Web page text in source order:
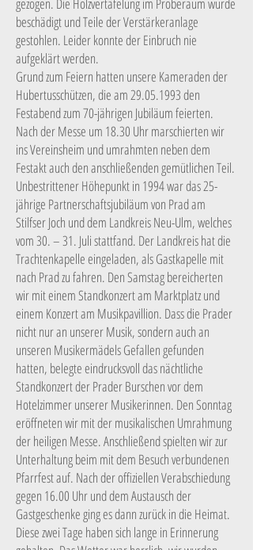
beschädigt und Teile der Verstärkeranlage
gestohlen. Leider konnte der Einbruch nie
aufgeklärt werden.
Grund zum Feiern hatten unsere Kameraden der
Hubertusschützen, die am29.05.1993den
Festabend zum 70-jährigen Jubiläum feierten.
Nach der Messe um 18.30 Uhr marschierten wir
ins Vereinsheim und umrahmten neben dem
Festakt auch den anschließenden gemütlichen Teil.
Unbestrittener Höhepunkt in 1994 war das 25-
jährige Partnerschaftsjubiläum von Prad am
Stilfser Joch und dem Landkreis Neu-Ulm, welches
vom 30. – 31. Juli stattfand. Der Landkreis hat die
Trachtenkapelle eingeladen, als Gastkapelle mit
nach Prad zu fahren. Den Samstag bereicherten
wir mit einem Standkonzert am Marktplatz und
einem Konzert am Musikpavillion. Dass die Prader
nicht nur an unserer Musik, sondern auch an
unseren Musikermädels Gefallen gefunden
hatten, belegte eindrucksvoll das nächtliche
Standkonzert der Prader Burschen vor dem
Hotelzimmer unserer Musikerinnen. Den Sonntag
eröffneten wir mit der musikalischen Umrahmung
der heiligen Messe. Anschließend spielten wir zur
Unterhaltung beim mit dem Besuch verbundenen
Pfarrfest auf. Nach der offiziellen Verabschiedung
gegen 16.00 Uhr und dem Austausch der
Gastgeschenke ging es dann zurück in die Heimat.
Diese zwei Tage haben sich lange in Erinnerung